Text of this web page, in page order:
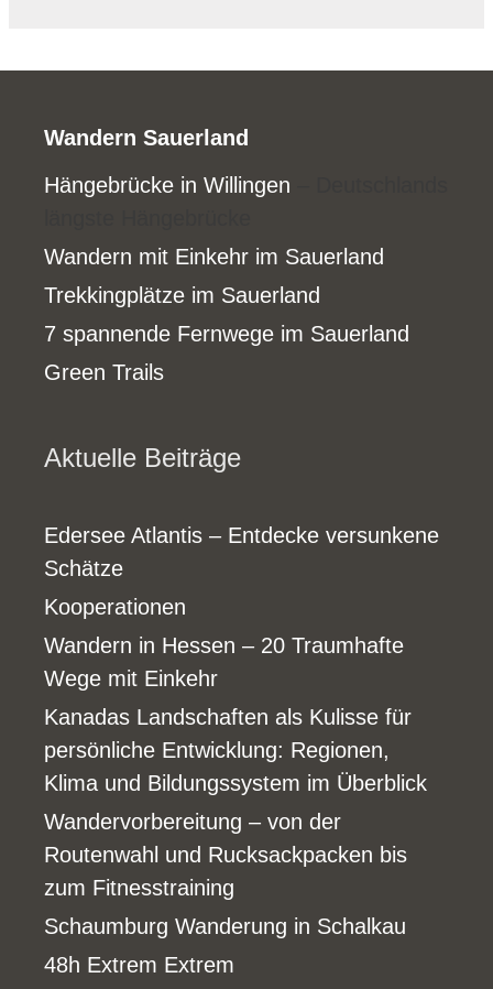
Wandern Sauerland
Hängebrücke in Willingen
Wandern mit Einkehr im Sauerland
Trekkingplätze im Sauerland
7 spannende Fernwege im Sauerland
Green Trails
Aktuelle Beiträge
Edersee Atlantis – Entdecke versunkene
Schätze
Kooperationen
Wandern in Hessen – 20 Traumhafte
Wege mit Einkehr
Kanadas Landschaften als Kulisse für
persönliche Entwicklung: Regionen,
Klima und Bildungssystem im Überblick
Wandervorbereitung – von der
Routenwahl und Rucksackpacken bis
zum Fitnesstraining
Schaumburg Wanderung in Schalkau
48h Extrem Extrem